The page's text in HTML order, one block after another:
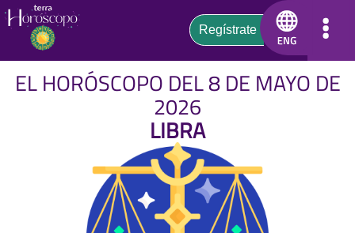
EL HORÓSCOPO DEL 8 DE MAYO DE
2026
LIBRA